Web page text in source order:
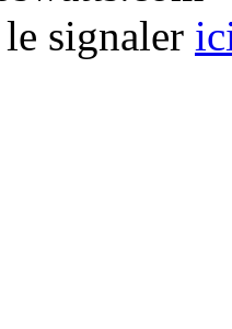
signaler